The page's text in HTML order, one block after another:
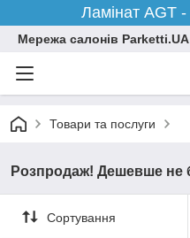
Ламінат AGT
Мережа салонів Parketti.UA
Товари та послуги
Розпродаж! Дешевше не
Сортування